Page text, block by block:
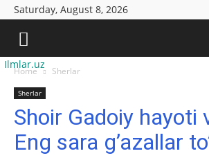
Saturday, August 8, 2026
Ilmlar.uz
Home Sherlar
Sherlar
Shoir Gadoiy hayoti
Eng sara g’azallar